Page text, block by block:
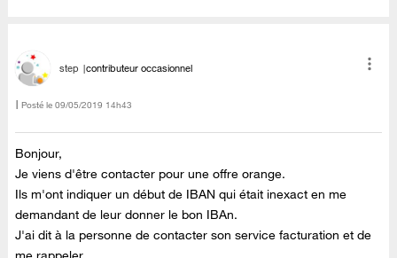
step contributeur occasionnel
Posté le ‎09/05/2019 14h43
Bonjour,
Je viens d'être contacter pour une offre orange.
Ils m'ont indiquer un début de IBAN qui était inexact en me
demandant de leur donner le bon IBAn.
J'ai dit à la personne de contacter son service facturation et de